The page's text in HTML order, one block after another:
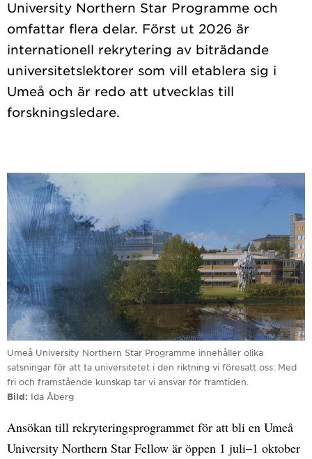
University Northern Star Programme och
omfattar flera delar. Först ut 2026 är
internationell rekrytering av biträdande
universitetslektorer som vill etablera sig i
Umeå och är redo att utvecklas till
Umeå University Northern Star Programme innehåller olika
satsningar för att ta universitetet i den riktning vi föresatt oss: Med
fri och framstående kunskap tar vi ansvar för framtiden.
Bild
Ida Åberg
Ansökan till rekryteringsprogrammet för att bli en Umeå
University Northern Star Fellow är öppen 1 juli–1 oktober